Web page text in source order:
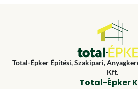
Total-Épker Építési, Szakipari,
Kft.
Total-Épker